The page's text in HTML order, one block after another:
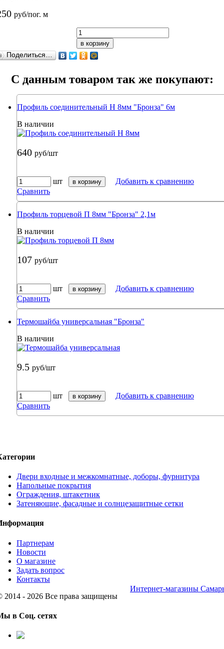
руб/пог. м
в корзину
Поделиться…
C данным товаром так же покупают:
Профиль соединительный Н 8мм "Бронза" 6м
В наличии
640 руб/шт
шт в корзину
Добавить к сравнению
Сравнить
Профиль торцевой П 8мм "Бронза" 2,1м
В наличии
107 руб/шт
шт в корзину
Добавить к сравнению
Сравнить
Термошайба универсальная "Бронза"
В наличии
9.5 руб/шт
шт в корзину
Добавить к сравнению
Сравнить
Двери входные и межкомнатные, доборы, фурнитура
Напольные покрытия
Ограждения, штакетник
Затеняющие, фасадные и солнцезащитные сетки
Партнерам
Новости
О магазине
Задать вопрос
Контакты
2014 - 2026 Все права защищены
Интернет-магазины
в Соц. сетях